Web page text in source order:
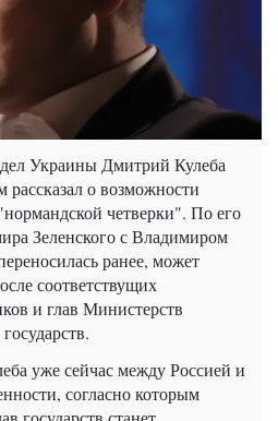
Украины Дмитрий Кулеба
рассказал о возможности
четверки". По его
Зеленского с Владимиром
ранее, может
соответствущих
и глав Министерств
уже сейчас между Россией и
согласно которым